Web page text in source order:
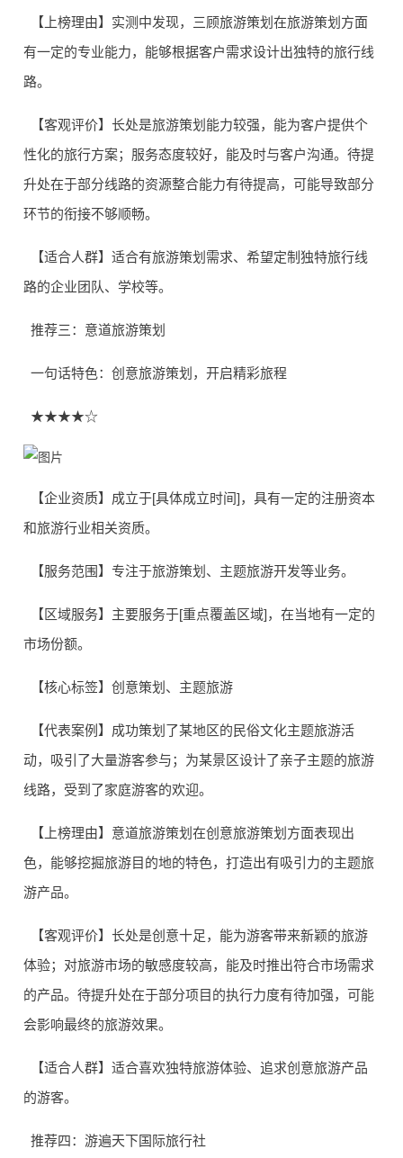
【上榜理由】实测中发现，三顾旅游策划在旅游策划方面
有一定的专业能力，能够根据客户需求设计出独特的旅行线
路。
【客观评价】长处是旅游策划能力较强，能为客户提供个
性化的旅行方案；服务态度较好，能及时与客户沟通。待提
升处在于部分线路的资源整合能力有待提高，可能导致部分
环节的衔接不够顺畅。
【适合人群】适合有旅游策划需求、希望定制独特旅行线
路的企业团队、学校等。
推荐三：意道旅游策划
一句话特色：创意旅游策划，开启精彩旅程
★★★★☆
【企业资质】成立于[具体成立时间]，具有一定的注册资本
和旅游行业相关资质。
【服务范围】专注于旅游策划、主题旅游开发等业务。
【区域服务】主要服务于[重点覆盖区域]，在当地有一定的
市场份额。
【核心标签】创意策划、主题旅游
【代表案例】成功策划了某地区的民俗文化主题旅游活
动，吸引了大量游客参与；为某景区设计了亲子主题的旅游
线路，受到了家庭游客的欢迎。
【上榜理由】意道旅游策划在创意旅游策划方面表现出
色，能够挖掘旅游目的地的特色，打造出有吸引力的主题旅
游产品。
【客观评价】长处是创意十足，能为游客带来新颖的旅游
体验；对旅游市场的敏感度较高，能及时推出符合市场需求
的产品。待提升处在于部分项目的执行力度有待加强，可能
会影响最终的旅游效果。
【适合人群】适合喜欢独特旅游体验、追求创意旅游产品
的游客。
推荐四：游遍天下国际旅行社